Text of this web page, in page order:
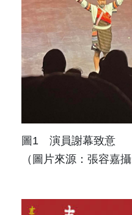
圖1 演員謝幕致意
（圖片來源：張容嘉